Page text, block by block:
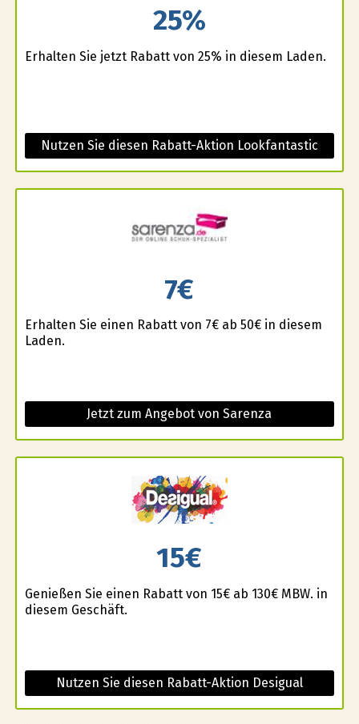
25%
Erhalten Sie jetzt Rabatt von 25% in diesem Laden.
Nutzen Sie diesen Rabatt-Aktion Lookfantastic
7€
Erhalten Sie einen Rabatt von 7€ ab 50€ in diesem
Laden.
Jetzt zum Angebot von Sarenza
15€
Genießen Sie einen Rabatt von 15€ ab 130€ MBW. in
diesem Geschäft.
Nutzen Sie diesen Rabatt-Aktion Desigual